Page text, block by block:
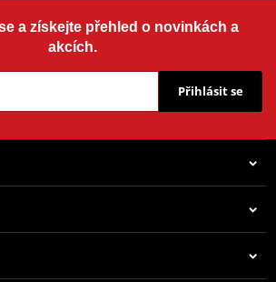
a získejte přehled o novinkách a
akcích.
Přihlásit se